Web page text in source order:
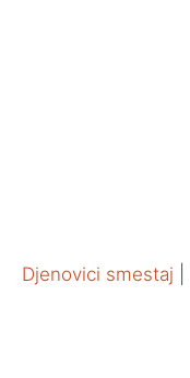
Djenovici smestaj